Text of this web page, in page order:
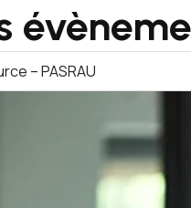
– PASRAU